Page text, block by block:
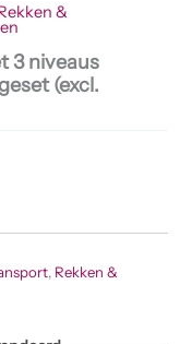
&
3 niveaus
(excl.
, Rekken &